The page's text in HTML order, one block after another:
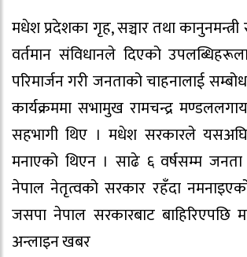
मधेश प्रदेशका गृह, सञ्चार तथा
वर्तमान संविधानले दिएको
परिमार्जन गरी जनताको चाहनालाई
कार्यक्रममा सभामुख रामचन्द्र
सहभागी थिए । मधेश सरकारले
मनाएको थिएन । साढे ६ वर्षसम्म जनता
नेपाल नेतृत्वको सरकार रहँदा
जसपा नेपाल सरकारबाट बाहिरिएपछि
अन्लाइन खबर